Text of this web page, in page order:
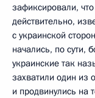
зафиксировали,
действительно,
с украинской
начались, по сути,
украинские так
захватили один из
и продвинулись на